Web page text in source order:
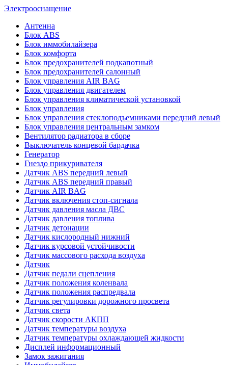
Электрооснащение
Антенна
Блок ABS
Блок иммобилайзера
Блок комфорта
Блок предохранителей подкапотный
Блок предохранителей салонный
Блок управления AIR BAG
Блок управления двигателем
Блок управления климатической установкой
Блок управления
Блок управления стеклоподъемниками передний левый
Блок управления центральным замком
Вентилятор радиатора в сборе
Выключатель концевой бардачка
Генератор
Гнездо прикуривателя
Датчик ABS передний левый
Датчик ABS передний правый
Датчик AIR BAG
Датчик включения стоп-сигнала
Датчик давления масла ДВС
Датчик давления топлива
Датчик детонации
Датчик кислородный нижний
Датчик курсовой устойчивости
Датчик массового расхода воздуха
Датчик
Датчик педали сцепления
Датчик положения коленвала
Датчик положения распредвала
Датчик регулировки дорожного просвета
Датчик света
Датчик скорости АКПП
Датчик температуры воздуха
Датчик температуры охлаждающей жидкости
Дисплей информационный
Замок зажигания